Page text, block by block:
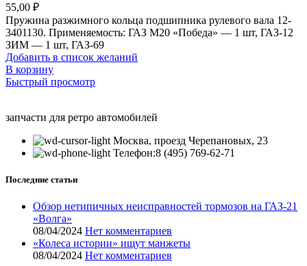
55,00 ₽
Пружина разжимного кольца подшипника рулевого вала 12-
3401130. Применяемость: ГАЗ М20 «Победа» — 1 шт, ГАЗ-12
ЗИМ — 1 шт, ГАЗ-69
Добавить в список желаний
В корзину
Быстрый просмотр
запчасти для ретро автомобилей
Москва, проезд Черепановых, 23
Телефон:8 (495) 769-62-71
Последние статьи
Обзор нетипичных неисправностей тормозов на ГАЗ-21
«Волга»
08/04/2024 Нет комментариев
«Колеса истории» ищут манжеты
08/04/2024 Нет комментариев